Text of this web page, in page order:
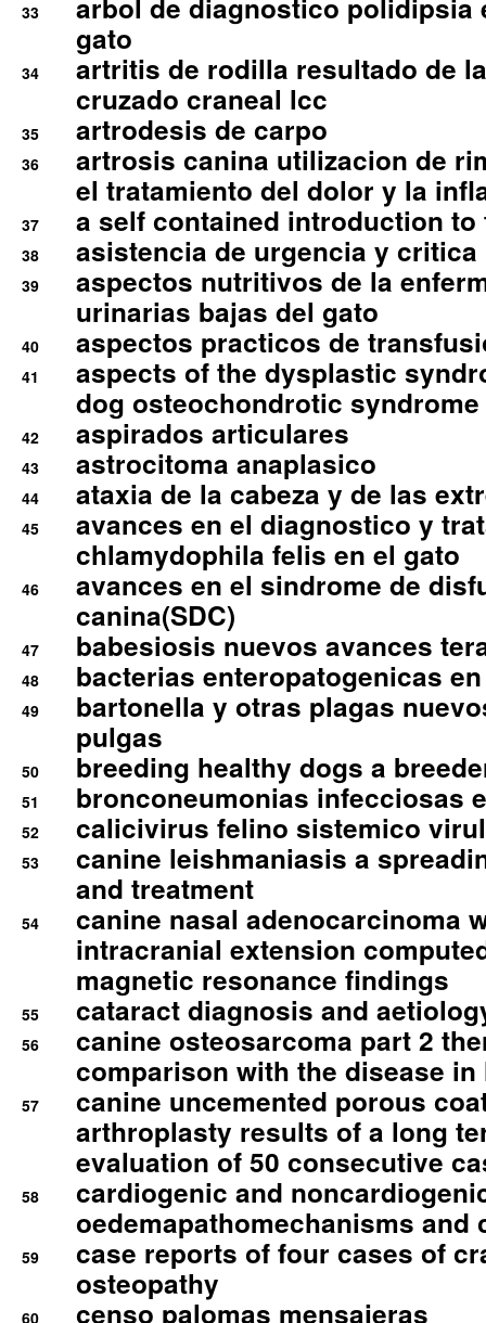
33
arbol de diagnostico polidipsia
gato
34
artritis de rodilla resultado de
cruzado craneal lcc
35 artrodesis de carpo
36
artrosis canina utilizacion de
el tratamiento del dolor y la
37 a self contained introduction
38 asistencia de urgencia y
39
aspectos nutritivos de la
urinarias bajas del gato
40 aspectos practicos de
41
aspects of the dysplastic
dog osteochondrotic syndrome
42 aspirados articulares
43 astrocitoma anaplasico
44 ataxia de la cabeza y de las
45
avances en el diagnostico y
chlamydophila felis en el gato
46
avances en el sindrome de
canina(SDC)
47 babesiosis nuevos avances
48 bacterias enteropatogenicas
49
bartonella y otras plagas
pulgas
50 breeding healthy dogs a
51 bronconeumonias infecciosas
52 calicivirus felino sistemico
53
canine leishmaniasis a
and treatment
54
canine nasal adenocarcinoma
intracranial extension
magnetic resonance findings
55 cataract diagnosis and
56
canine osteosarcoma part 2
comparison with the disease in
57
canine uncemented porous
arthroplasty results of a long
evaluation of 50 consecutive
58
cardiogenic and
oedemapathomechanisms and
59
case reports of four cases of
osteopathy
60 censo palomas mensajeras